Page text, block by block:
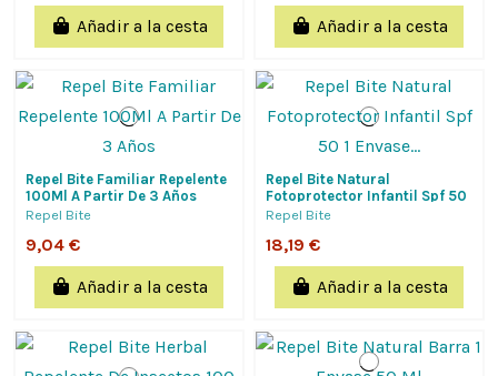
Añadir a la cesta Añadir a la cesta
Repel Bite Familiar Repelente
100Ml A Partir De 3 Años
Repel Bite
9,04 €
Añadir a la cesta
Repel Bite Natural
Fotoprotector Infantil Spf 50
1 Envase 100 Ml
Repel Bite
18,19 €
Añadir a la cesta